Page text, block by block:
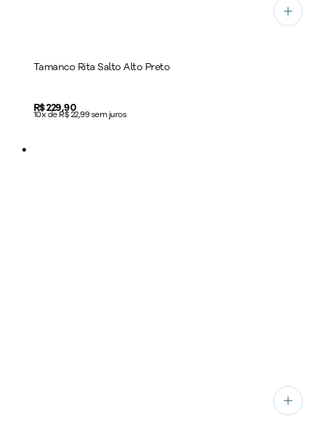
Tamanco Rita Salto Alto Preto
Price:
R$ 229,90
10x de R$ 22,99 sem juros